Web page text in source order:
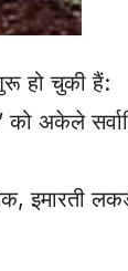
हो चुकी हैं:
को अकेले
इमारती